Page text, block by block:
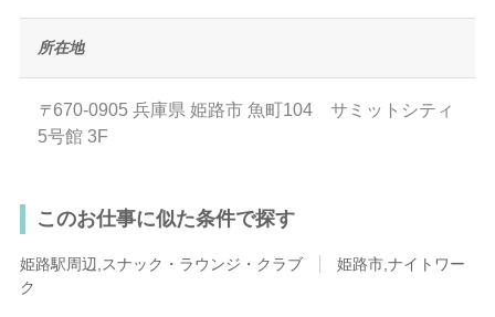
所在地
〒670-0905 兵庫県 姫路市 魚町104 サミットシティ
5号館 3F
このお仕事に似た条件で探す
姫路駅周辺,スナック・ラウンジ・クラブ
姫路市,ナイトワー
ク